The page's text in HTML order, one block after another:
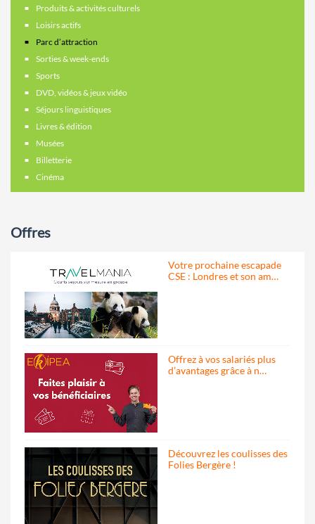
Produits & activités culturels
Loisirs actifs
Parc d’attraction
Sorties & week-ends
Sports
DVD, vidéos & jeux vidéo
Séjours linguistiques
Livres & édition
Musées
Billetterie
Cinéma
Offres
Votre prochaine escapade
CSE : Londres et son am…
Offrez à vos salariés plus
d’avantages grâce à n…
Découvrez les coulisses des
Folies Bergère !